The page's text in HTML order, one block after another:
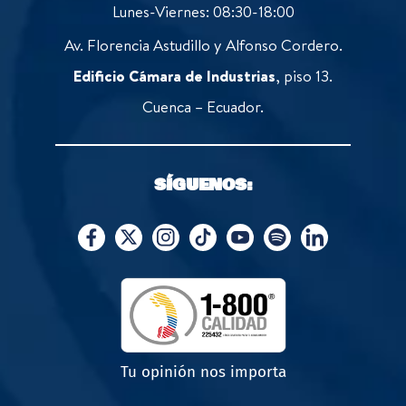
Lunes-Viernes: 08:30-18:00
Av. Florencia Astudillo y Alfonso Cordero.
Edificio Cámara de Industrias, piso 13.
Cuenca – Ecuador.
SÍGUENOS:
Tu opinión nos importa